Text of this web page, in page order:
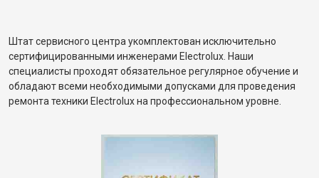
Штат сервисного центра укомплектован исключительно
сертифицированными инженерами Electrolux. Наши
специалисты проходят обязательное регулярное обучение и
обладают всеми необходимыми допусками для проведения
ремонта техники Electrolux на профессиональном уровне.